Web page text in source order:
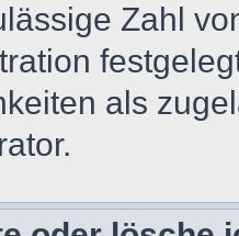
Zahl
als